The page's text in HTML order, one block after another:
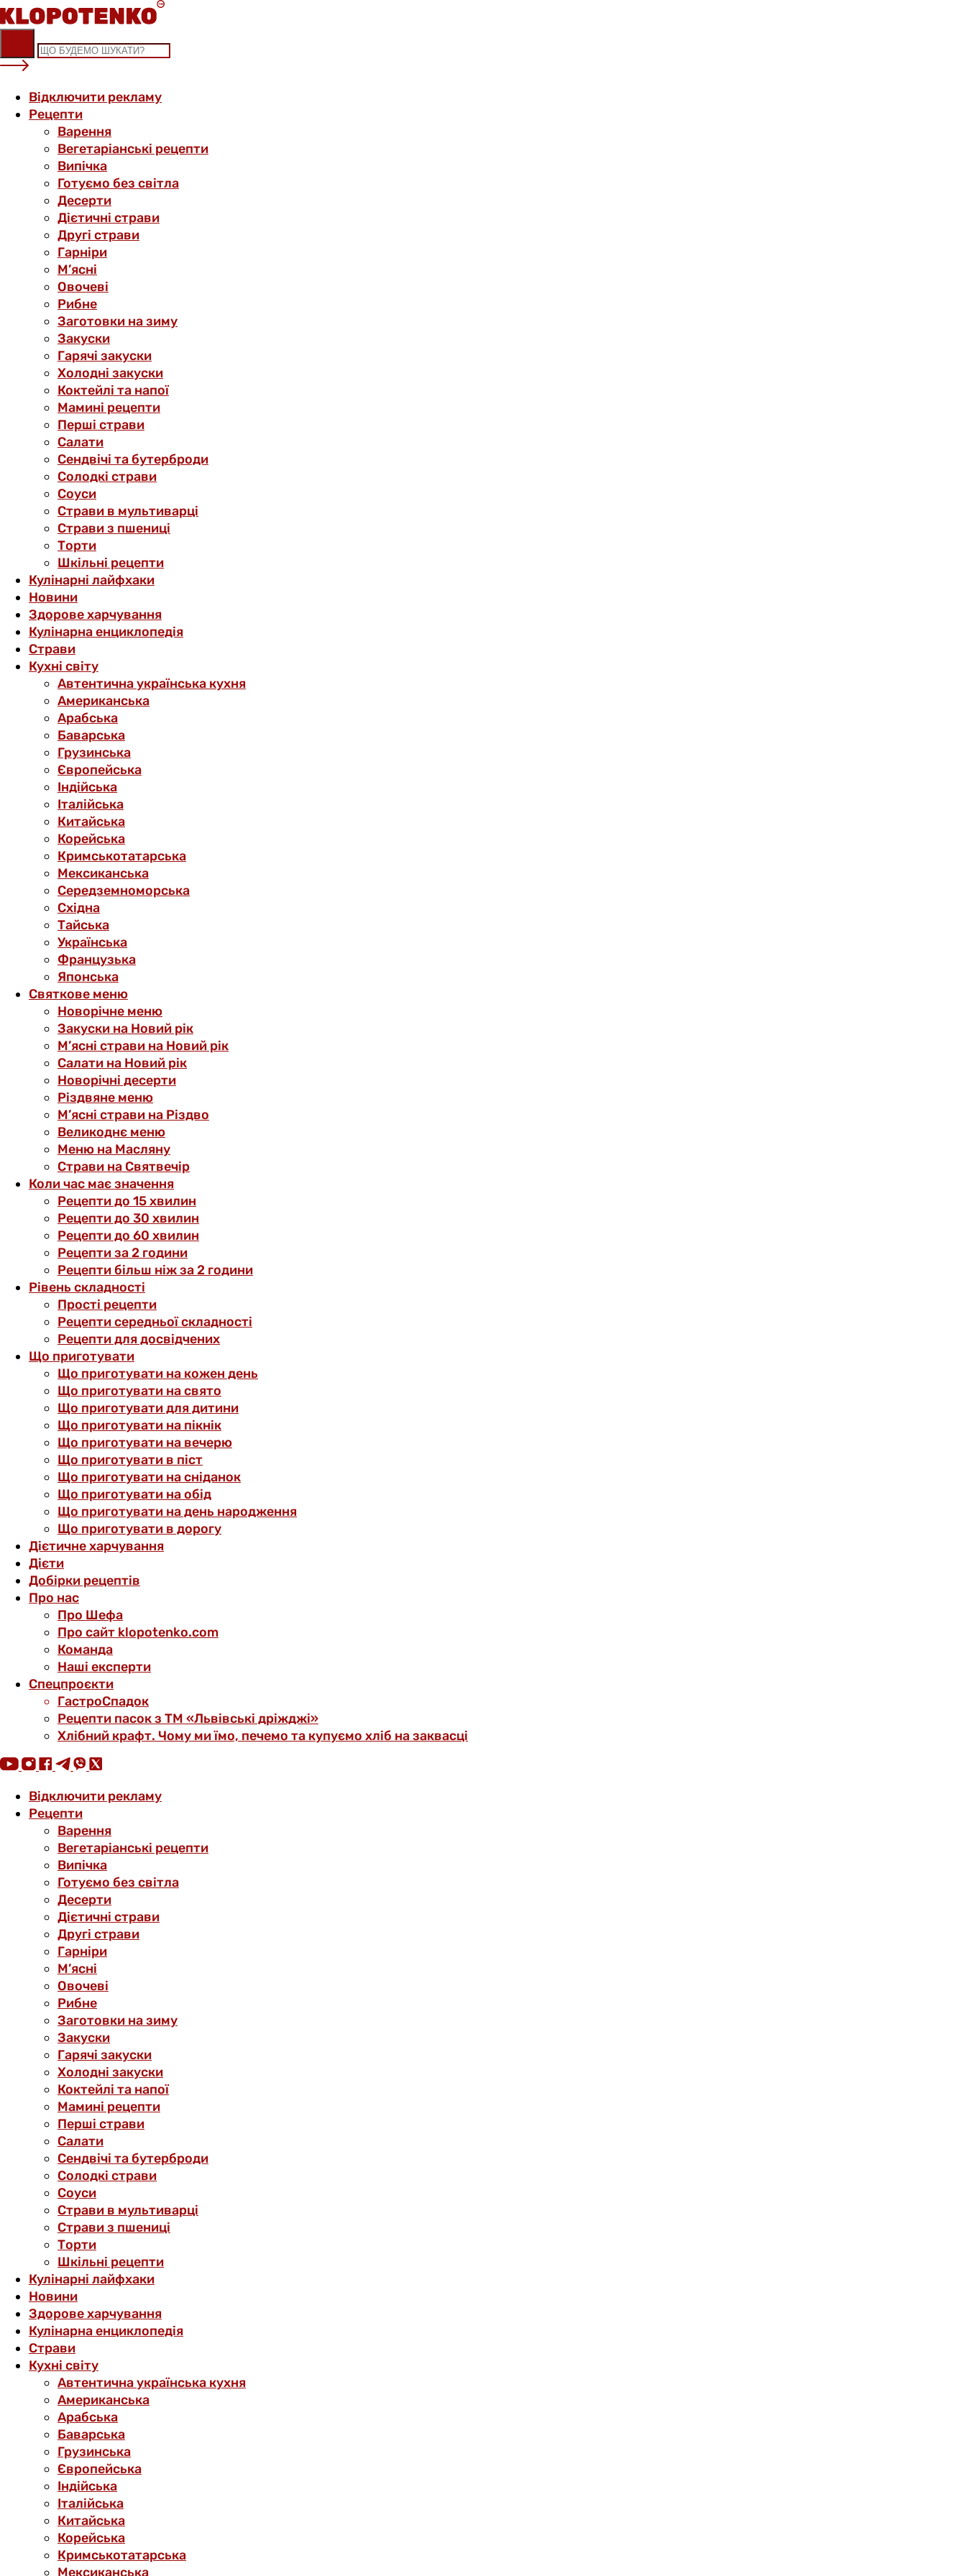
Skip
to
content
Відключити рекламу
Рецепти
Варення
Вегетаріанські рецепти
Випічка
Готуємо без світла
Десерти
Дієтичні страви
Другі страви
Гарніри
М’ясні
Овочеві
Рибне
Заготовки на зиму
Закуски
Гарячі закуски
Холодні закуски
Коктейлі та напої
Мамині рецепти
Перші страви
Салати
Сендвічі та бутерброди
Солодкі страви
Соуси
Страви в мультиварці
Страви з пшениці
Торти
Шкільні рецепти
Кулінарні лайфхаки
Новини
Здорове харчування
Кулінарна енциклопедія
Страви
Кухні світу
Автентична українська кухня
Американська
Арабська
Баварська
Грузинська
Європейська
Індійська
Італійська
Китайська
Корейська
Кримськотатарська
Мексиканська
Середземноморська
Східна
Тайська
Українська
Французька
Японська
Святкове меню
Новорічне меню
Закуски на Новий рік
М’ясні страви на Новий рік
Салати на Новий рік
Новорічні десерти
Різдвяне меню
М’ясні страви на Різдво
Великоднє меню
Меню на Масляну
Страви на Святвечір
Коли час має значення
Рецепти до 15 хвилин
Рецепти до 30 хвилин
Рецепти до 60 хвилин
Рецепти за 2 години
Рецепти більш ніж за 2 години
Рівень складності
Прості рецепти
Рецепти середньої складності
Рецепти для досвідчених
Що приготувати
Що приготувати на кожен день
Що приготувати на свято
Що приготувати для дитини
Що приготувати на пікнік
Що приготувати на вечерю
Що приготувати в піст
Що приготувати на сніданок
Що приготувати на обід
Що приготувати на день народження
Що приготувати в дорогу
Дієтичне харчування
Дієти
Добірки рецептів
Про нас
Про Шефа
Про сайт klopotenko.com
Команда
Наші експерти
Спецпроєкти
ГастроСпадок
Рецепти пасок з ТМ «Львівські дріжджі»
Хлібний крафт. Чому ми їмо, печемо та купуємо хліб на заквасці
Відключити рекламу
Рецепти
Варення
Вегетаріанські рецепти
Випічка
Готуємо без світла
Десерти
Дієтичні страви
Другі страви
Гарніри
М’ясні
Овочеві
Рибне
Заготовки на зиму
Закуски
Гарячі закуски
Холодні закуски
Коктейлі та напої
Мамині рецепти
Перші страви
Салати
Сендвічі та бутерброди
Солодкі страви
Соуси
Страви в мультиварці
Страви з пшениці
Торти
Шкільні рецепти
Кулінарні лайфхаки
Новини
Здорове харчування
Кулінарна енциклопедія
Страви
Кухні світу
Автентична українська кухня
Американська
Арабська
Баварська
Грузинська
Європейська
Індійська
Італійська
Китайська
Корейська
Кримськотатарська
Мексиканська